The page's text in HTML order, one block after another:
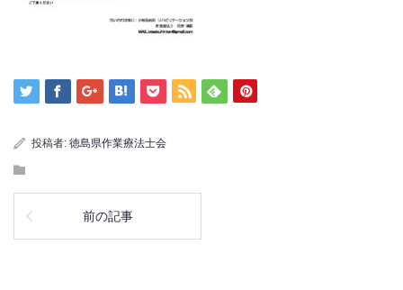
投稿者: 徳島県作業療法士会
前の記事